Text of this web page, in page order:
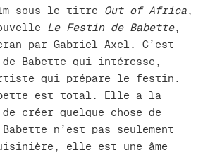
sous le titre Out of Africa
Le Festin de Babette,
par Gabriel Axel. C’est
Babette qui intéresse,
qui prépare le festin.
est total. Elle a la
créer quelque chose de
n’est pas seulement
elle est une âme